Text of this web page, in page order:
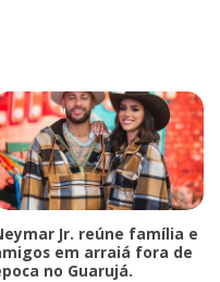
Jr. reúne família e
em arraiá fora de
no Guarujá.